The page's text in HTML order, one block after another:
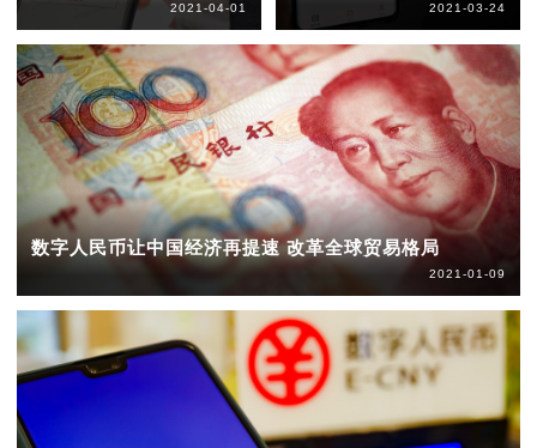
2021-04-01 2021-03-24
数字人民币让中国经济再提速 改革全球贸易格局
2021-01-09